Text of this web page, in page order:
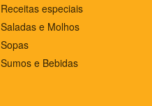
Receitas especiais
Saladas e Molhos
Sopas
Sumos e Bebidas